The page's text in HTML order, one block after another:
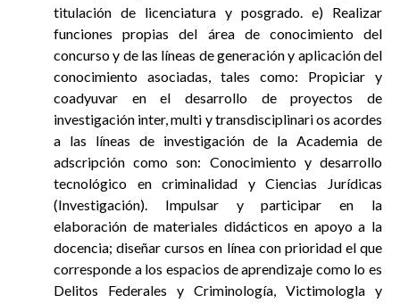
titulación de licenciatura y posgrado. e) Realizar
funciones propias del área de conocimiento del
concurso y de las líneas de generación y aplicación del
conocimiento asociadas, tales como: Propiciar y
coadyuvar en el desarrollo de proyectos de
investigación inter, multi y transdisciplinari os acordes
a las líneas de investigación de la Academia de
adscripción como son: Conocimiento y desarrollo
tecnológico en criminalidad y Ciencias Jurídicas
(Investigación). Impulsar y participar en la
elaboración de materiales didácticos en apoyo a la
docencia; diseñar cursos en línea con prioridad el que
corresponde a los espacios de aprendizaje como lo es
Delitos Federales y Criminología, Victimologla y